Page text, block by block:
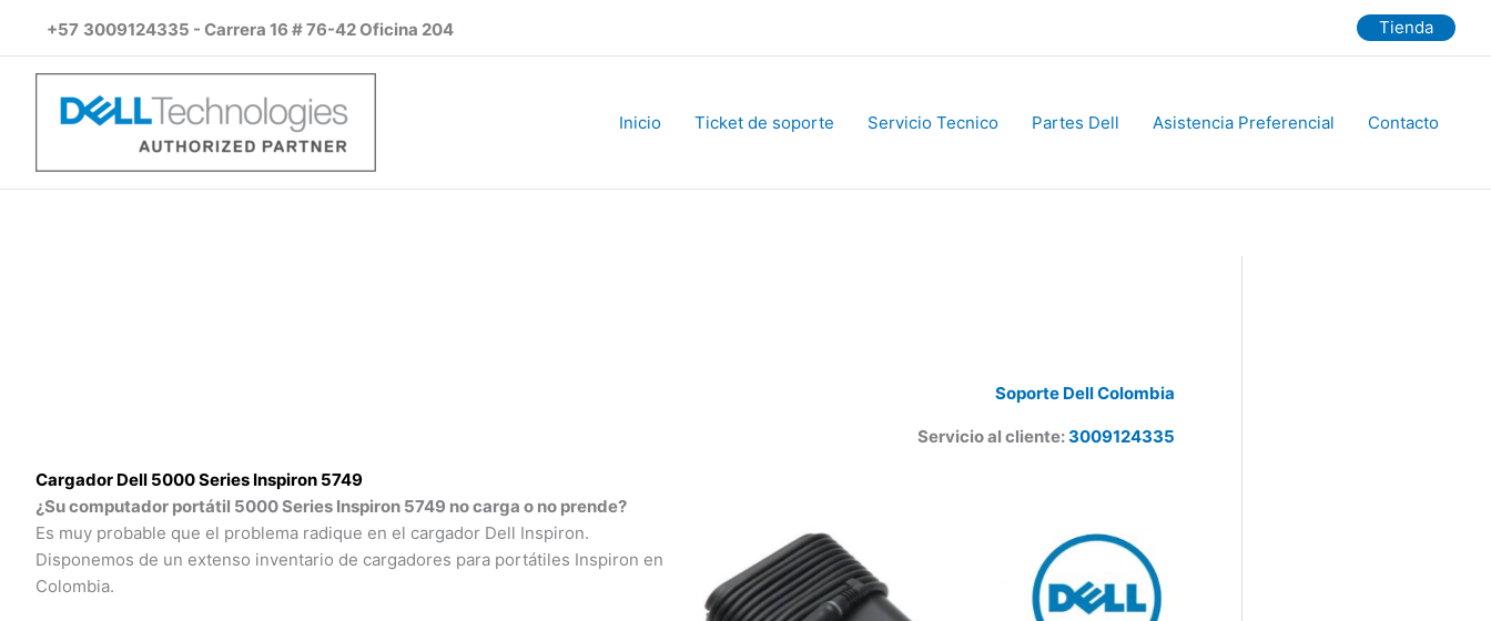
+57 3009124335 - Carrera 16 # 76-42 Oficina 204 Tienda
Inicio Ticket de soporte Servicio Tecnico Partes Dell Asistencia Preferencial Contacto
Soporte Dell Colombia
Servicio al cliente:3009124335
Cargador Dell 5000 Series Inspiron 5749
¿Su computador portátil 5000 Series Inspiron 5749 no carga o no prende?
Es muy probable que el problema radique en el cargador Dell Inspiron.
Disponemos de un extenso inventario de cargadores para portátiles Inspiron en
Colombia.